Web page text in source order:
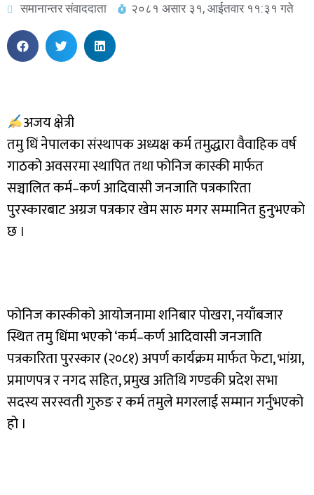
समानान्तर संवाददाता २०८१ असार ३१, आईतवार ११:३१ गते
अजय क्षेत्री
तमु धिं नेपालका संस्थापक अध्यक्ष कर्म तमुद्धारा वैवाहिक वर्ष
गाठको अवसरमा स्थापित तथा फोनिज कास्की मार्फत
सञ्चालित कर्म–कर्ण आदिवासी जनजाति पत्रकारिता
पुरस्कारबाट अग्रज पत्रकार खेम सारु मगर सम्मानित हुनुभएको
छ ।
फोनिज कास्कीको आयोजनामा शनिबार पोखरा, नयाँबजार
स्थित तमु धिंमा भएको ‘कर्म–कर्ण आदिवासी जनजाति
पत्रकारिता पुरस्कार (२०८१) अपर्ण कार्यक्रम मार्फत फेटा, भांग्रा,
प्रमाणपत्र र नगद सहित, प्रमुख अतिथि गण्डकी प्रदेश सभा
सदस्य सरस्वती गुरुङ र कर्म तमुले मगरलाई सम्मान गर्नुभएको
हो ।